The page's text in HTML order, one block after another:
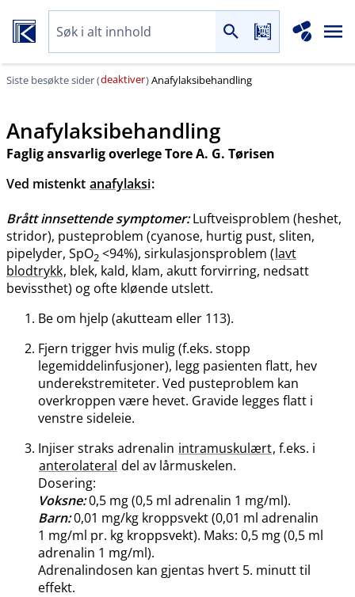
Siste besøkte sider (deaktiver)Anafylaksibehandling
Anafylaksibehandling
Faglig ansvarlig overlege Tore A. G. Tørisen
Ved mistenkt anafylaksi:
Brått innsettende symptomer:Luftveisproblem (heshet,
stridor), pusteproblem (cyanose, hurtig pust, sliten,
pipelyder, SpO2 <94%), sirkulasjonsproblem (lavt
blodtrykk, blek, kald, klam, akutt forvirring, nedsatt
bevissthet) og ofte kløende utslett.
Be om hjelp (akutteam eller 113).
Fjern trigger hvis mulig (f.eks. stopp
legemiddelinfusjoner), legg pasienten flatt, hev
underekstremiteter. Ved pusteproblem kan
overkroppen være hevet. Gravide legges flatt i
venstre sideleie.
Injiser straks adrenalin intramuskulært, f.eks. i
anterolateral del av lårmuskelen.
Dosering:
Voksne:0,5 mg (0,5 ml adrenalin 1 mg​/​ml).
Barn:0,01 mg/kg kroppsvekt (0,01 ml adrenalin
1 mg/ml pr. kg kroppsvekt). Maks: 0,5 mg (0,5 ml
adrenalin 1 mg​/​ml).
Adrenalindosen kan gjentas hvert 5. minutt til
effekt.